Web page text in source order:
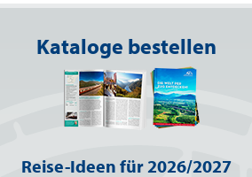
Kataloge bestellen
Reise-Ideen für 2026/2027